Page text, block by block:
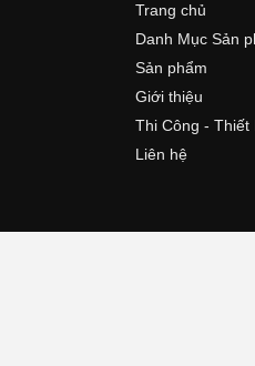
Trang chủ
Danh Mục Sản
Sản phẩm
Giới thiệu
Thi Công - Thiết
Liên hệ